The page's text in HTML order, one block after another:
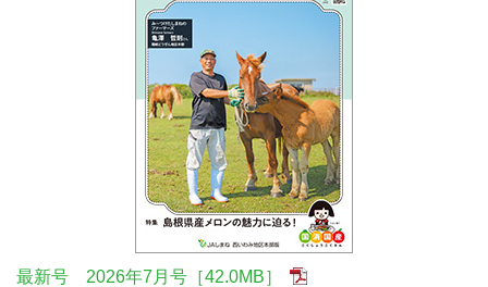
最新号 2026年7月号［42.0MB］